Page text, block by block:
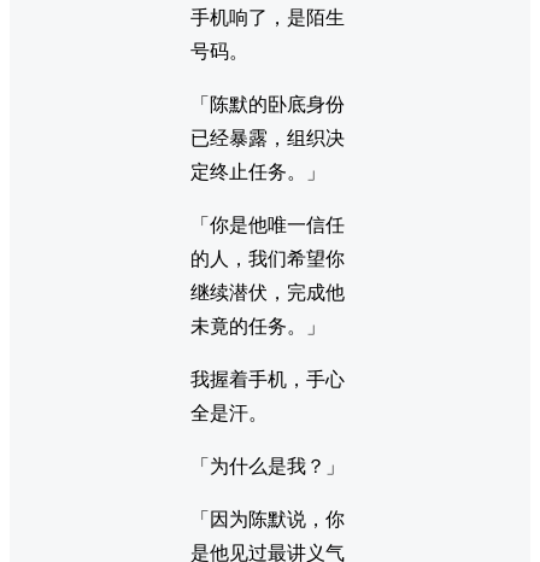
手机响了，是陌生
号码。
「陈默的卧底身份
已经暴露，组织决
定终止任务。」
「你是他唯一信任
的人，我们希望你
继续潜伏，完成他
未竟的任务。」
我握着手机，手心
全是汗。
「为什么是我？」
「因为陈默说，你
是他见过最讲义气